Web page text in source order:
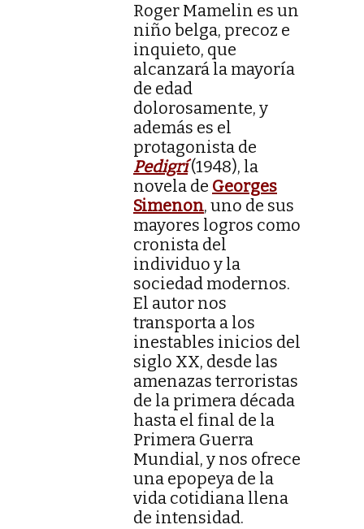
Roger Mamelin es un
niño belga, precoz e
inquieto, que
alcanzará la mayoría
de edad
dolorosamente, y
además es el
protagonista de
Pedigrí(1948), la
novela de Georges
Simenon, uno de sus
mayores logros como
cronista del
individuo y la
sociedad modernos.
El autor nos
transporta a los
inestables inicios del
siglo XX, desde las
amenazas terroristas
de la primera década
hasta el final de la
Primera Guerra
Mundial, y nos ofrece
una epopeya de la
vida cotidiana llena
de intensidad.